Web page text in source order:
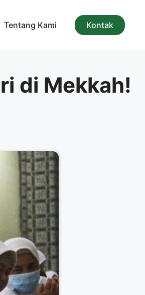
Tentang Kami Kontak
di Mekkah!